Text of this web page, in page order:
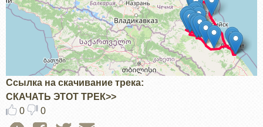
Ссылка на скачивание трека
СКАЧАТЬ ЭТОТ ТРЕК>>
0
0